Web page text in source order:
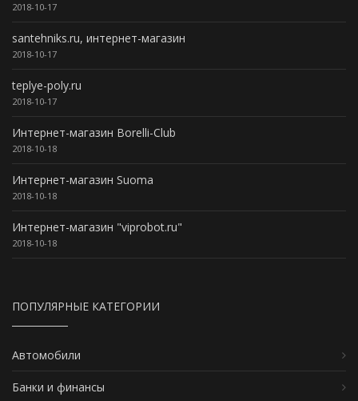
2018-10-17
santehniks.ru, интернет-магазин
2018-10-17
teplye-poly.ru
2018-10-17
Интернет-магазин Borelli-Club
2018-10-18
Интернет-магазин Suoma
2018-10-18
Интернет-магазин "viprobot.ru"
2018-10-18
ПОПУЛЯРНЫЕ КАТЕГОРИИ
Автомобили
Банки и финансы